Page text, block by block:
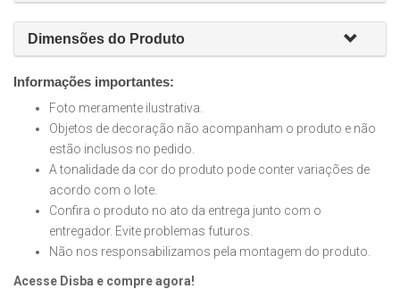
Dimensões do Produto
Informações importantes:
Foto meramente ilustrativa.
Objetos de decoração não acompanham o produto e não
estão inclusos no pedido.
A tonalidade da cor do produto pode conter variações de
acordo com o lote.
Confira o produto no ato da entrega junto com o
entregador. Evite problemas futuros.
Não nos responsabilizamos pela montagem do produto.
Acesse Disba e compre agora!